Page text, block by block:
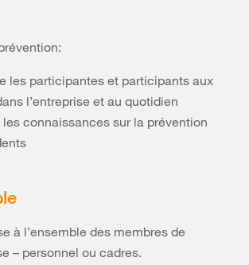
les participantes et participants aux
l’entreprise et au quotidien
connaissances sur la prévention
à l’ensemble des membres de
– personnel ou cadres.